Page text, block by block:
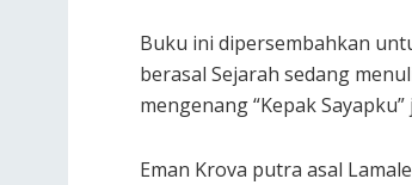
Buku ini dipersembahkan
berasal Sejarah sedang
mengenang “Kepak
Eman Krova putra asal